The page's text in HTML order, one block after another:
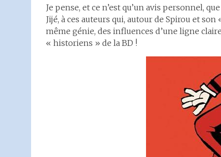
Je pense, et ce n’est qu’un avis personnel,
Jijé, à ces auteurs qui, autour de Spirou et
même génie, des influences d’une ligne
« historiens » de la BD !